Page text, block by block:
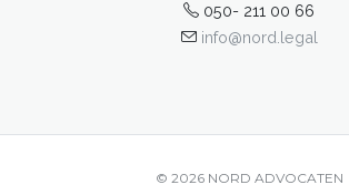
050- 211 00 66
info@nord.legal
© 2026 NORD ADVOCATEN